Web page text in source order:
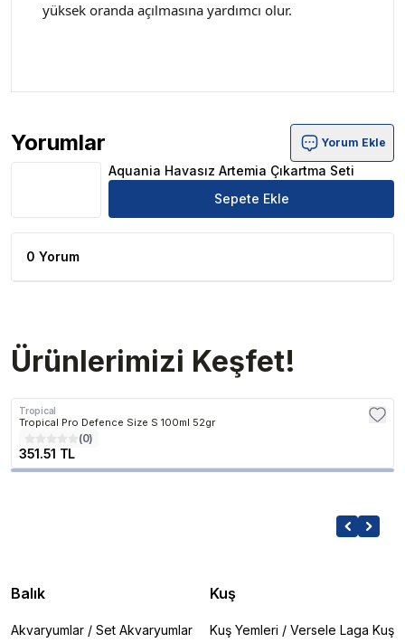
yüksek oranda açılmasına yardımcı olur.
Yorumlar
Aquania Havasız Artemia Çıkartma Seti Ürün Yorumları
Yorum Ekle
Aquania Havasız Artemia Çıkartma Seti
Sepete Ekle
0 Yorum
Ürünlerimizi Keşfet!
Tropical
Tropical Pro Defence Size S 100ml 52gr
(0)
351.51 TL
Balık
Akvaryumlar / Set Akvaryumlar
Kuş
Kuş Yemleri / Versele Laga Kuş